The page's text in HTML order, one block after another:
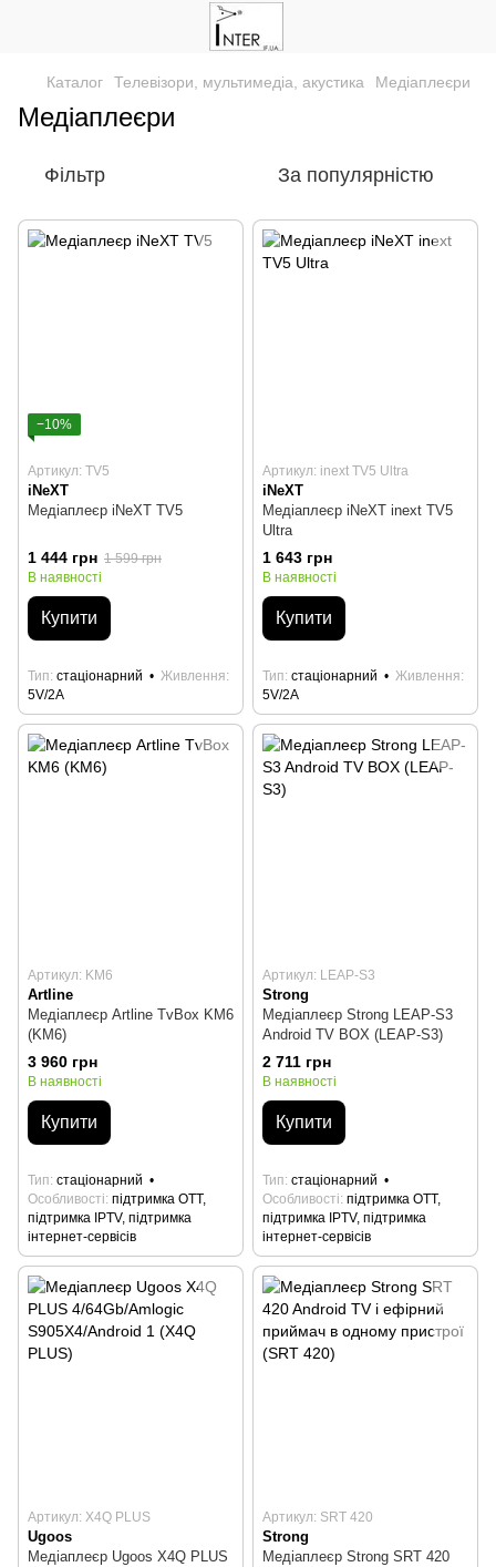
Каталог Телевізори, мультимедіа, акустика Медіаплеєри
Медіаплеєри
Фільтр За популярністю
−10%
Артикул: TV5
iNeXT
Медіаплеєр iNeXT TV5
1 444 грн 1 599 грн
В наявності
Купити
Тип стаціонарний
Живлення
5V/2A
Артикул: inext TV5 Ultra
iNeXT
Медіаплеєр iNeXT inext TV5
Ultra
1 643 грн
В наявності
Купити
Тип стаціонарний
Живлення
5V/2A
Артикул: KM6
Artline
Медіаплеєр Artline TvBox KM6
(KM6)
3 960 грн
В наявності
Купити
Тип стаціонарний
Особливості підтримка OTT,
підтримка IPTV, підтримка
інтернет-сервісів
Артикул: LEAP-S3
Strong
Медіаплеєр Strong LEAP-S3
Android TV BOX (LEAP-S3)
2 711 грн
В наявності
Купити
Тип стаціонарний
Особливості підтримка OTT,
підтримка IPTV, підтримка
інтернет-сервісів
Артикул: X4Q PLUS
Ugoos
Медіаплеєр Ugoos X4Q PLUS
Артикул: SRT 420
Strong
Медіаплеєр Strong SRT 420